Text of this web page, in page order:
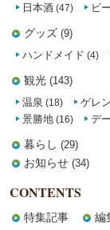
日本酒 (47) ビ
グッズ (9)
ハンドメイド (4)
観光 (143)
温泉 (18) ゲレ
景勝地 (16) デ
暮らし (29)
お知らせ (34)
CONTENTS
特集記事 編